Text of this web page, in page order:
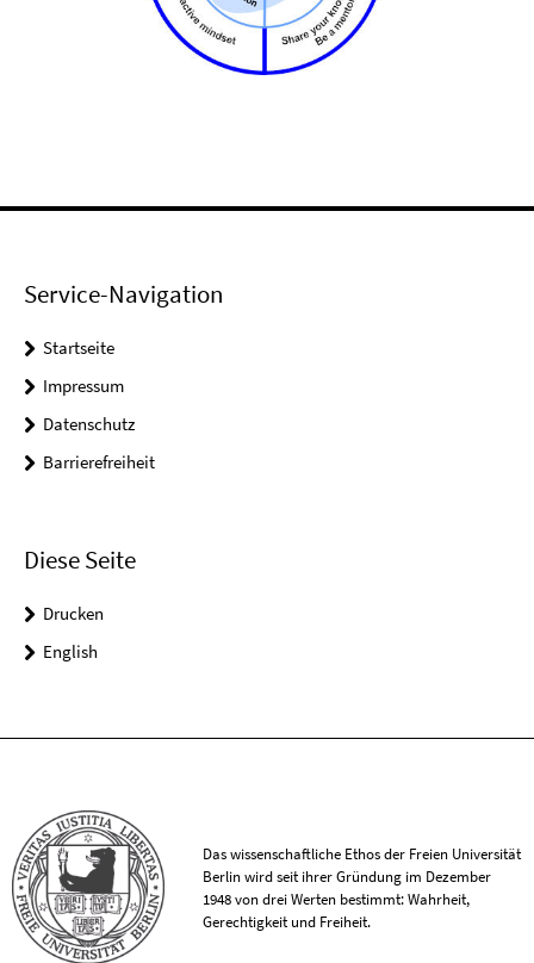
Service-Navigation
Startseite
Impressum
Datenschutz
Barrierefreiheit
Diese Seite
Drucken
English
Das wissenschaftliche Ethos der Freien Universität
Berlin wird seit ihrer Gründung im Dezember
1948 von drei Werten bestimmt: Wahrheit,
Gerechtigkeit und Freiheit.